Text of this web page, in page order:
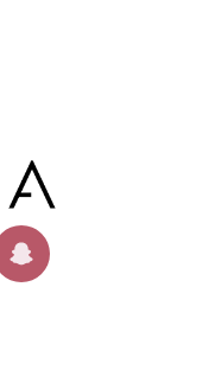
snapchat